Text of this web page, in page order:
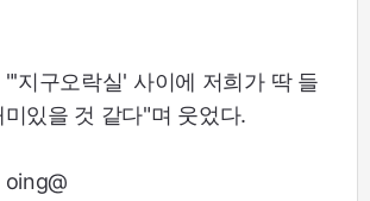
지구오락실' 사이에 저희가 딱 들
있을 것 같다"며 웃었다.
oing@